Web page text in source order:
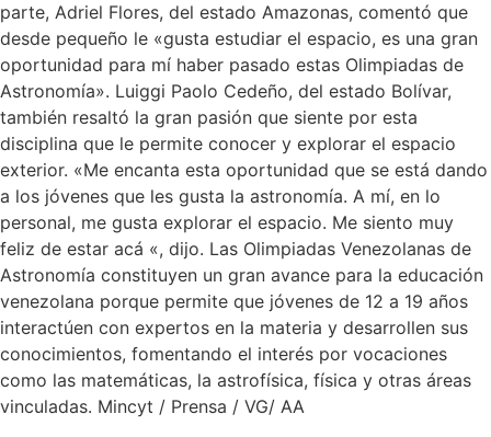
parte, Adriel Flores, del estado Amazonas, comentó que
desde pequeño le «gusta estudiar el espacio, es una gran
oportunidad para mí haber pasado estas Olimpiadas de
Astronomía». Luiggi Paolo Cedeño, del estado Bolívar,
también resaltó la gran pasión que siente por esta
disciplina que le permite conocer y explorar el espacio
exterior. «Me encanta esta oportunidad que se está dando
a los jóvenes que les gusta la astronomía. A mí, en lo
personal, me gusta explorar el espacio. Me siento muy
feliz de estar acá «, dijo. Las Olimpiadas Venezolanas de
Astronomía constituyen un gran avance para la educación
venezolana porque permite que jóvenes de 12 a 19 años
interactúen con expertos en la materia y desarrollen sus
conocimientos, fomentando el interés por vocaciones
como las matemáticas, la astrofísica, física y otras áreas
vinculadas. Mincyt / Prensa / VG/ AA